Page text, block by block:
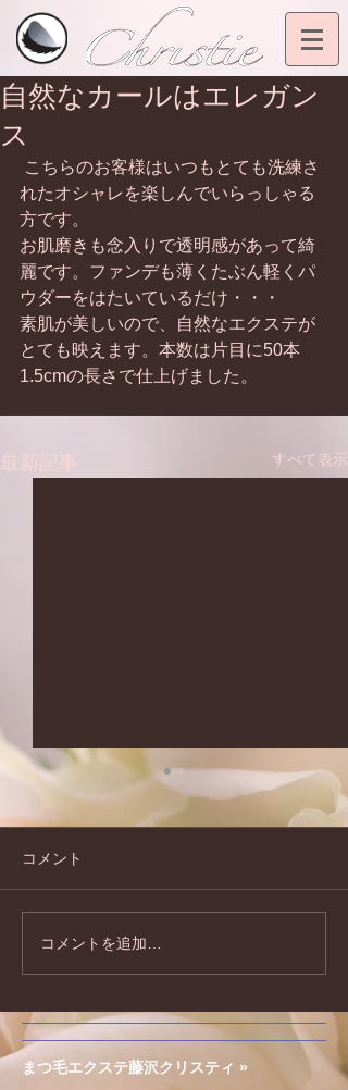
自然なカールはエレガン
ス
れたオシャレを楽しんでいらっしゃる
方です。
お肌磨きも念入りで透明感があって綺
麗です。ファンデも薄くたぶん軽くパ
ウダーをはたいているだけ・・・
素肌が美しいので、自然なエクステが
とても映えます。本数は片目に50本
1.5cmの長さで仕上げました。
最新記事 すべて表示
夏のキャンペーンのお知
らせです♪
コメント
コメントを追加…
まつ毛エクステ藤沢クリスティ »